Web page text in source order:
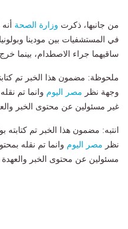
من جانبها، ذكرت وزارة الصحة
في المستشفيات بين مودينا
ساقيهما جراء الاصطدام، بينما
ملحوظة: مضمون هذا الخبر تم
وجهة نظر مصر اليوم وانما تم
غير مسئولين عن محتوى الخبر
انتبه: مضمون هذا الخبر تم كتابته
نظر مصر اليوم وانما تم نقله
مسئولين عن محتوى الخبر